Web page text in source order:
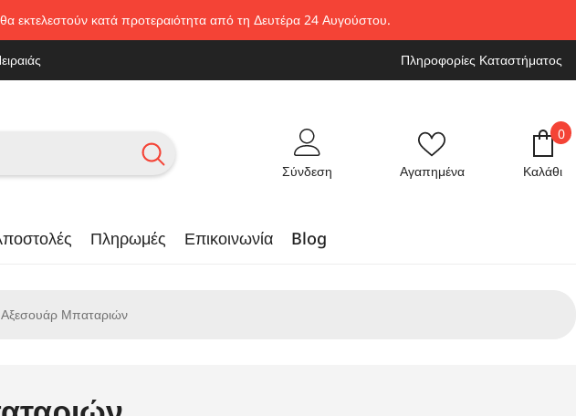
εκτελεστούν κατά προτεραιότητα από τη Δευτέρα 24 Αυγούστου.
Πληροφορίες Καταστήματος
Σύνδεση Αγαπημένα Καλάθι
00
Πληρωμές Επικοινωνία Blog
Αξεσουάρ Μπαταριών